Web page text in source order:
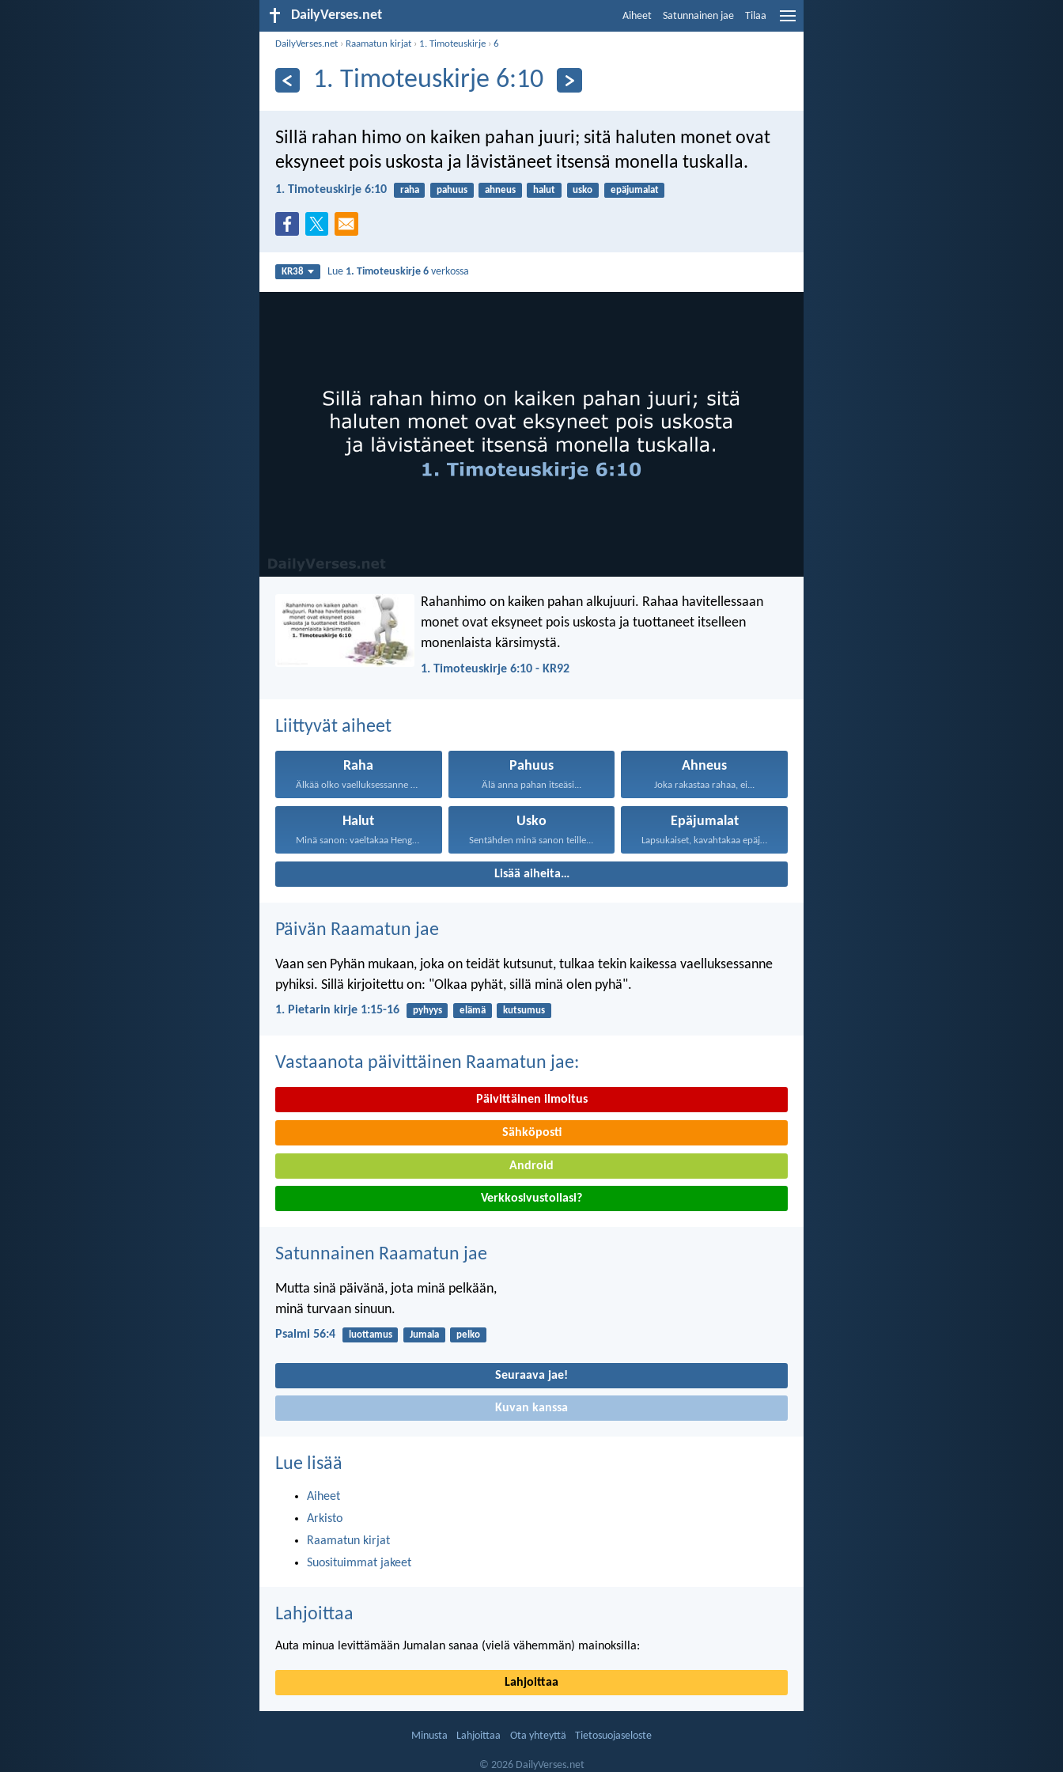
DailyVerses.net Aiheet Satunnainen jae Tilaa
DailyVerses.net › Raamatun kirjat › 1. Timoteuskirje ›6
1. Timoteuskirje 6:10
Sillä rahan himo on kaiken pahan juuri; sitä haluten monet ovat
eksyneet pois uskosta ja lävistäneet itsensä monella tuskalla.
1. Timoteuskirje 6:10 raha pahuus ahneus halut usko epäjumalat
KR38 Lue 1. Timoteuskirje 6 verkossa
Rahanhimo on kaiken pahan alkujuuri. Rahaa havitellessaan
monet ovat eksyneet pois uskosta ja tuottaneet itselleen
monenlaista kärsimystä.
1. Timoteuskirje 6:10 - KR92
Liittyvät aiheet
Raha
Älkää olko vaelluksessanne ahneita...
Pahuus
Älä anna pahan itseäsi...
Ahneus
Joka rakastaa rahaa, ei...
Halut
Minä sanon: vaeltakaa Hengessä...
Usko
Sentähden minä sanon teille...
Epäjumalat
Lapsukaiset, kavahtakaa epäjumalia...
Lisää aiheita…
Päivän Raamatun jae
Vaan sen Pyhän mukaan, joka on teidät kutsunut, tulkaa tekin kaikessa vaelluksessanne
pyhiksi. Sillä kirjoitettu on: "Olkaa pyhät, sillä minä olen pyhä".
1. Pietarin kirje 1:15-16 pyhyys elämä kutsumus
Vastaanota päivittäinen Raamatun jae:
Päivittäinen ilmoitus
Sähköposti
Android
Verkkosivustollasi?
Satunnainen Raamatun jae
Mutta sinä päivänä, jota minä pelkään,
minä turvaan sinuun.
Psalmi 56:4 luottamus Jumala pelko
Seuraava jae!
Kuvan kanssa
Lue lisää
Aiheet
Arkisto
Raamatun kirjat
Suosituimmat jakeet
Lahjoittaa
Auta minua levittämään Jumalan sanaa (vielä vähemmän) mainoksilla:
Lahjoittaa
Minusta Lahjoittaa Ota yhteyttä Tietosuojaseloste
© 2026 DailyVerses.net